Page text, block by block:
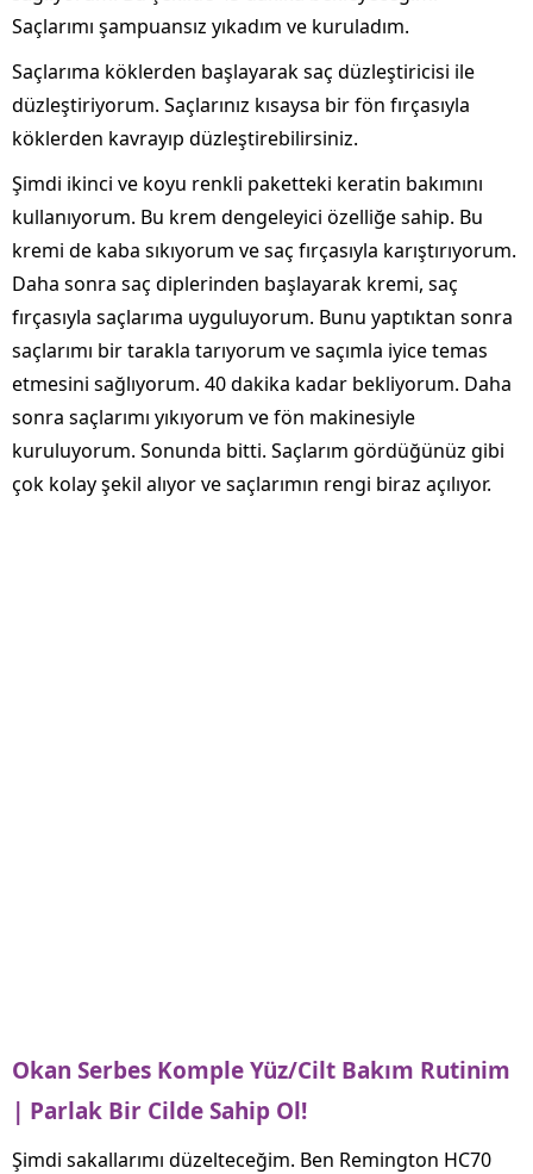
Saçlarımı şampuansız yıkadım ve kuruladım.
Saçlarıma köklerden başlayarak saç düzleştiricisi ile
düzleştiriyorum. Saçlarınız kısaysa bir fön fırçasıyla
köklerden kavrayıp düzleştirebilirsiniz.
Şimdi ikinci ve koyu renkli paketteki keratin bakımını
kullanıyorum. Bu krem dengeleyici özelliğe sahip. Bu
kremi de kaba sıkıyorum ve saç fırçasıyla karıştırıyorum.
Daha sonra saç diplerinden başlayarak kremi, saç
fırçasıyla saçlarıma uyguluyorum. Bunu yaptıktan sonra
saçlarımı bir tarakla tarıyorum ve saçımla iyice temas
etmesini sağlıyorum. 40 dakika kadar bekliyorum. Daha
sonra saçlarımı yıkıyorum ve fön makinesiyle
kuruluyorum. Sonunda bitti. Saçlarım gördüğünüz gibi
çok kolay şekil alıyor ve saçlarımın rengi biraz açılıyor.
Okan Serbes Komple Yüz/Cilt Bakım Rutinim
| Parlak Bir Cilde Sahip Ol!
Şimdi sakallarımı düzelteceğim. Ben Remington HC70